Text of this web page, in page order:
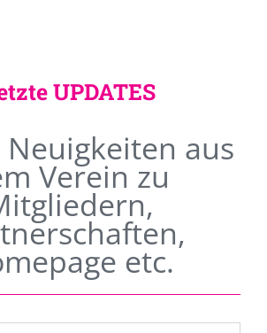
UPDATES
Neuigkeiten aus
Verein zu
etc.